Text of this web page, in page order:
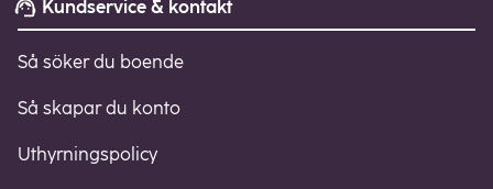
Kundservice & kontakt
Så söker du boende
Så skapar du konto
Uthyrningspolicy